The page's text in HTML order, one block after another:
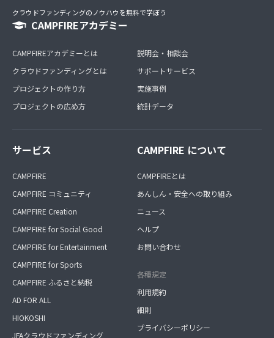
クラウドファンディングのノウハウを無料で学ぼう
CAMPFIREアカデミー
CAMPFIREアカデミーとは
クラウドファンディングとは
プロジェクトの作り方
プロジェクトの広め方
説明会・相談会
サポートサービス
実施事例
統計データ
サービス
CAMPFIRE
CAMPFIRE コミュニティ
CAMPFIRE Creation
CAMPFIRE for Social Good
CAMPFIRE for Entertainment
CAMPFIRE for Sports
CAMPFIRE ふるさと納税
AD FOR ALL
HIOKOSHI
JFAクラウドファンディング
CAMPFIRE について
CAMPFIREとは
あんしん・安全への取り組み
ニュース
ヘルプ
お問い合わせ
各種規定
利用規約
細則
プライバシーポリシー